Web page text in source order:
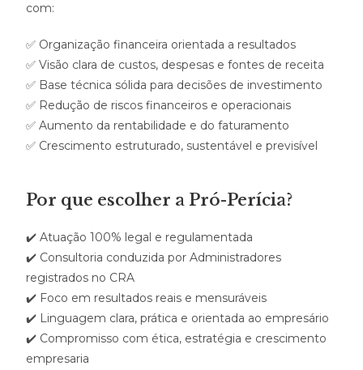
com:
✅ Organização financeira orientada a resultados
✅ Visão clara de custos, despesas e fontes de receita
✅ Base técnica sólida para decisões de investimento
✅ Redução de riscos financeiros e operacionais
✅ Aumento da rentabilidade e do faturamento
✅ Crescimento estruturado, sustentável e previsível
Por que escolher a Pró-Perícia?
✔️ Atuação 100% legal e regulamentada
✔️ Consultoria conduzida por Administradores
registrados no CRA
✔️ Foco em resultados reais e mensuráveis
✔️ Linguagem clara, prática e orientada ao empresário
✔️ Compromisso com ética, estratégia e crescimento
empresaria